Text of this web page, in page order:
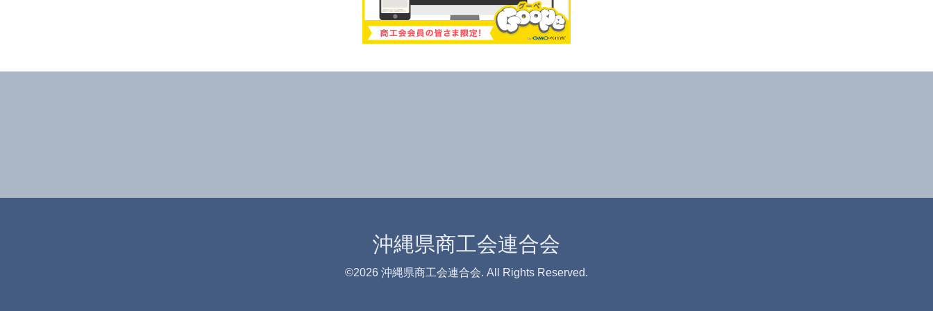
沖縄県商工会連合会
©2026 沖縄県商工会連合会. All Rights Reserved.